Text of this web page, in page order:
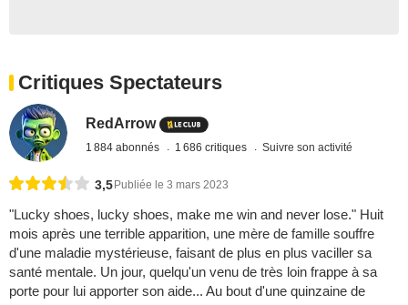
Critiques Spectateurs
RedArrow
1 884 abonnés 1 686 critiques Suivre son activité
3,5 Publiée le 3 mars 2023
"Lucky shoes, lucky shoes, make me win and never lose." Huit
mois après une terrible apparition, une mère de famille souffre
d'une maladie mystérieuse, faisant de plus en plus vaciller sa
santé mentale. Un jour, quelqu'un venu de très loin frappe à sa
porte pour lui apporter son aide... Au bout d'une quinzaine de